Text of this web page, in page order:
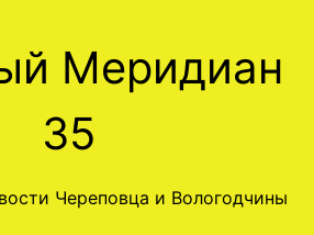
Меридиан
35
Череповца и Вологодчины